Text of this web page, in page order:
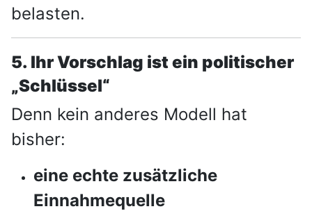
belasten.
5. Ihr Vorschlag ist ein politischer
„Schlüssel“
Denn kein anderes Modell hat
bisher:
eine echte zusätzliche
Einnahmequelle